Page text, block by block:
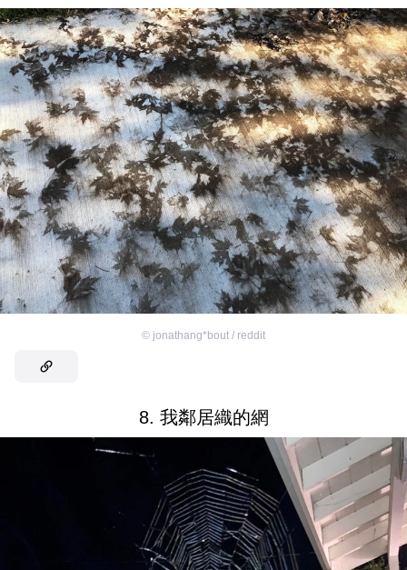
© jonathang*bout / reddit
8. 我鄰居織的網